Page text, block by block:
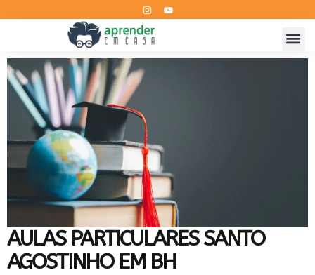
AULAS PARTICULARES SANTO
AGOSTINHO EM BH